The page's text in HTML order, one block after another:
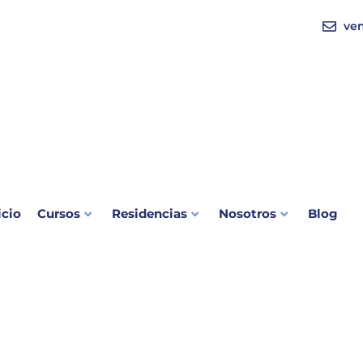
Cursos Residencias Nosotros Blog